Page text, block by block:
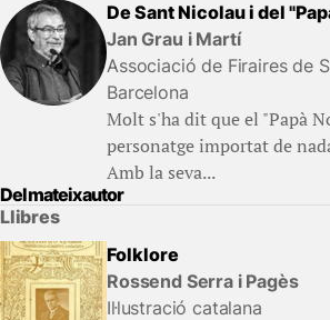
De Sant Nicolau i del
Jan Grau i Martí
Associació de Firaires de
Barcelona
Molt s'ha dit que el "Papà
personatge importat de
Amb la seva...
Del mateix autor
Llibres
Folklore
Rossend Serra i Pagès
Il·lustració catalana